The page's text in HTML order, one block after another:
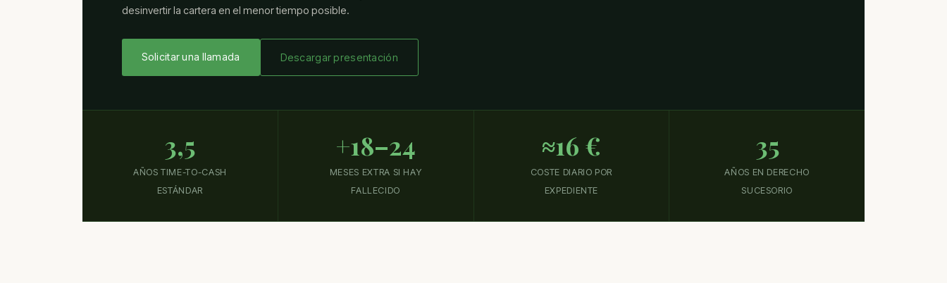
desinvertir la cartera en el menor tiempo posible.
Solicitar una llamada Descargar presentación
3,5
AÑOS TIME-TO-CASH
ESTÁNDAR
+18–24
MESES EXTRA SI HAY
FALLECIDO
≈16 €
COSTE DIARIO POR
EXPEDIENTE
35
AÑOS EN DERECHO
SUCESORIO